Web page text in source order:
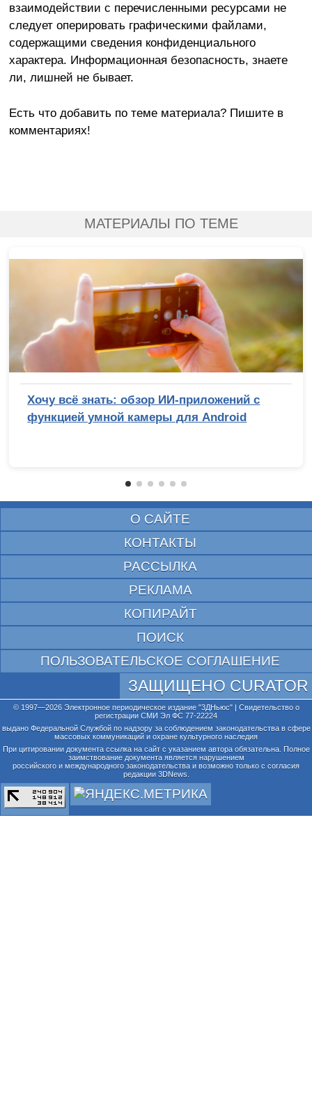
взаимодействии с перечисленными ресурсами не
следует оперировать графическими файлами,
содержащими сведения конфиденциального
характера. Информационная безопасность, знаете
ли, лишней не бывает.
Есть что добавить по теме материала? Пишите в
комментариях!
МАТЕРИАЛЫ ПО ТЕМЕ
Хочу всё знать: обзор ИИ-приложений с
функцией умной камеры для Android
О САЙТЕ
КОНТАКТЫ
РАССЫЛКА
РЕКЛАМА
КОПИРАЙТ
ПОИСК
ПОЛЬЗОВАТЕЛЬСКОЕ СОГЛАШЕНИЕ
ЗАЩИЩЕНО CURATOR
© 1997—2026 Электронное периодическое издание "3ДНьюс" | Свидетельство о
регистрации СМИ Эл ФС 77-22224
выдано Федеральной Службой по надзору за соблюдением законодательства в сфере
массовых коммуникаций и охране культурного наследия
При цитировании документа ссылка на сайт с указанием автора обязательна. Полное
заимствование документа является нарушением
российского и международного законодательства и возможно только с согласия
редакции 3DNews.